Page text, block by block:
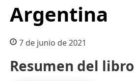
Argentina
7 de junio de 2021
Resumen del libro